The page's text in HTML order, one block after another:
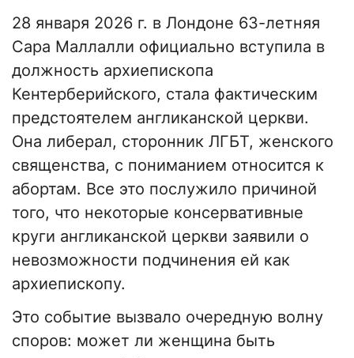
28 января 2026 г. в Лондоне 63-летняя
Сара Маллалли официально вступила в
должность архиепископа
Кентерберийского, стала фактическим
предстоятелем англиканской церкви.
Она либерал, сторонник ЛГБТ, женского
священства, с пониманием относится к
абортам. Все это послужило причиной
того, что некоторые консервативные
круги англиканской церкви заявили о
невозможности подчинения ей как
архиепископу.
Это событие вызвало очередную волну
споров: может ли женщина быть